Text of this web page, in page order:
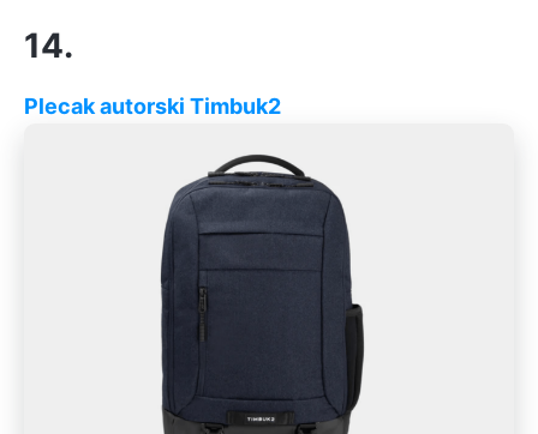
14.
Plecak autorski Timbuk2